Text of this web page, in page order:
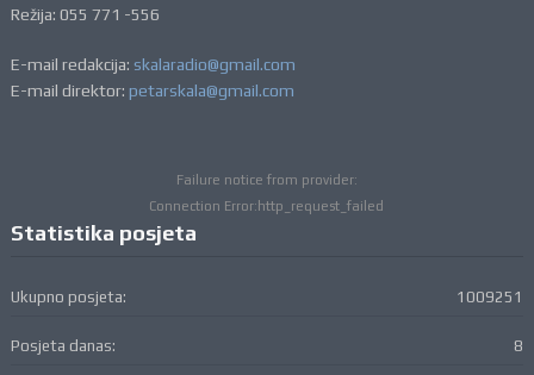
Režija: 055 771 -556
E-mail redakcija: skalaradio@gmail.com
E-mail direktor: petarskala@gmail.com
Failure notice from provider:
Connection Error:http_request_failed
Statistika posjeta
1009251
Ukupno posjeta:
8
Posjeta danas: